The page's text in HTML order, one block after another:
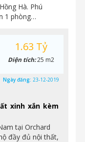
Hà. Phú
1 phòng…
xinh xắn kèm
tại Orchard
đầy đủ nội thất,
1.63 Tỷ
Diện tích:25 m2
Ngày đăng: 23-12-2019